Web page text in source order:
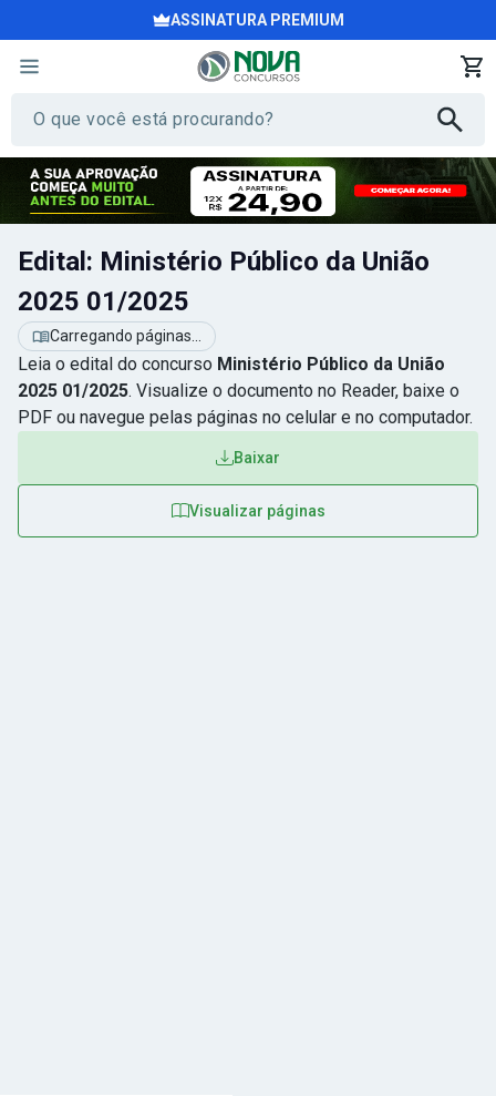
ASSINATURA PREMIUM
Edital: Ministério Público da União
2025 01/2025
Carregando páginas...
Leia o edital do concurso Ministério Público da União
2025 01/2025. Visualize o documento no Reader, baixe o
PDF ou navegue pelas páginas no celular e no computador.
Baixar
Visualizar páginas